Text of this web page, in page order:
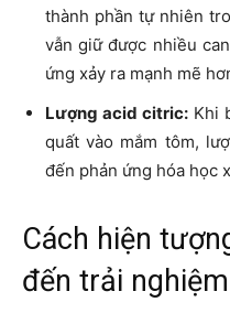
thành phần tự nhiên
vẫn giữ được nhiều
ứng xảy ra mạnh mẽ
Lượng acid citric: Khi
quất vào mắm tôm,
đến phản ứng hóa học
Cách hiện
đến trải